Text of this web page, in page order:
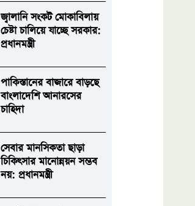
জ্বালানি সংকট মোকাবিলায়
চেষ্টা চালিয়ে যাচ্ছে সরকার:
প্রধানমন্ত্রী
পাকিস্তানের বাজারে বাড়ছে
বাংলাদেশি আনারসের
চাহিদা
সেবার মানসিকতা ছাড়া
চিকিৎসার মানোন্নয়ন সম্ভব
নয়: প্রধানমন্ত্রী